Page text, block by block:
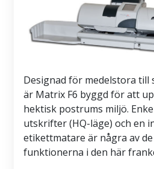
Designad för medelstora till
är Matrix F6 byggd för att
hektisk postrums miljö.
utskrifter (HQ-läge) och en
etikettmatare är några av
funktionerna i den här